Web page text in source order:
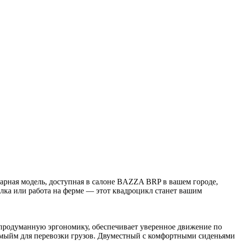
модель, доступная в салоне BAZZA BRP в вашем городе,
или работа на ферме — этот квадроцикл станет вашим
эргономику, обеспечивает уверенное движение по
для перевозки грузов. Двуместный с комфортными сиденьями